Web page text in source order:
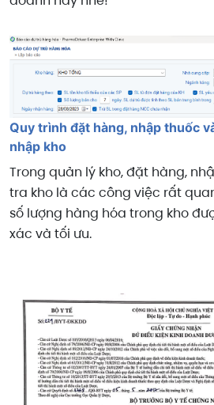
Quy trình đặt hàng, nhập thuốc
nhập kho
Trong quản lý kho, đặt hàng,
tra kho là các công việc rất
số lượng hàng hóa trong kho
xác và tối ưu.